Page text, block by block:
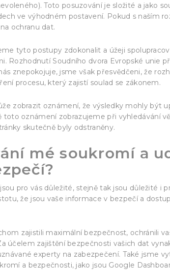
Toto posuzování je složité a jako
ve výhodném postavení. Pokud s naším
ochranu dat.
tyto postupy zdokonalit a úžeji
Rozhodnutí Soudního dvora Evropské unie
znepokojuje, jsme však přesvědčeni, že
procesu, který zajistí soulad se zákonem.
zobrazit oznámení, že výsledky mohly být
toto oznámení zobrazujeme při vyhledávání
skutečně byly odstraněny.
mé soukromí a
pro vás důležité, stejně tak jsou důležité i
že jsou vaše informace v bezpečí a
zajistili maximální bezpečnost, ochránili
účelem zajištění bezpečnosti vašich dat
experty na zabezpečení. Také jsme
a bezpečnosti, jako jsou Google